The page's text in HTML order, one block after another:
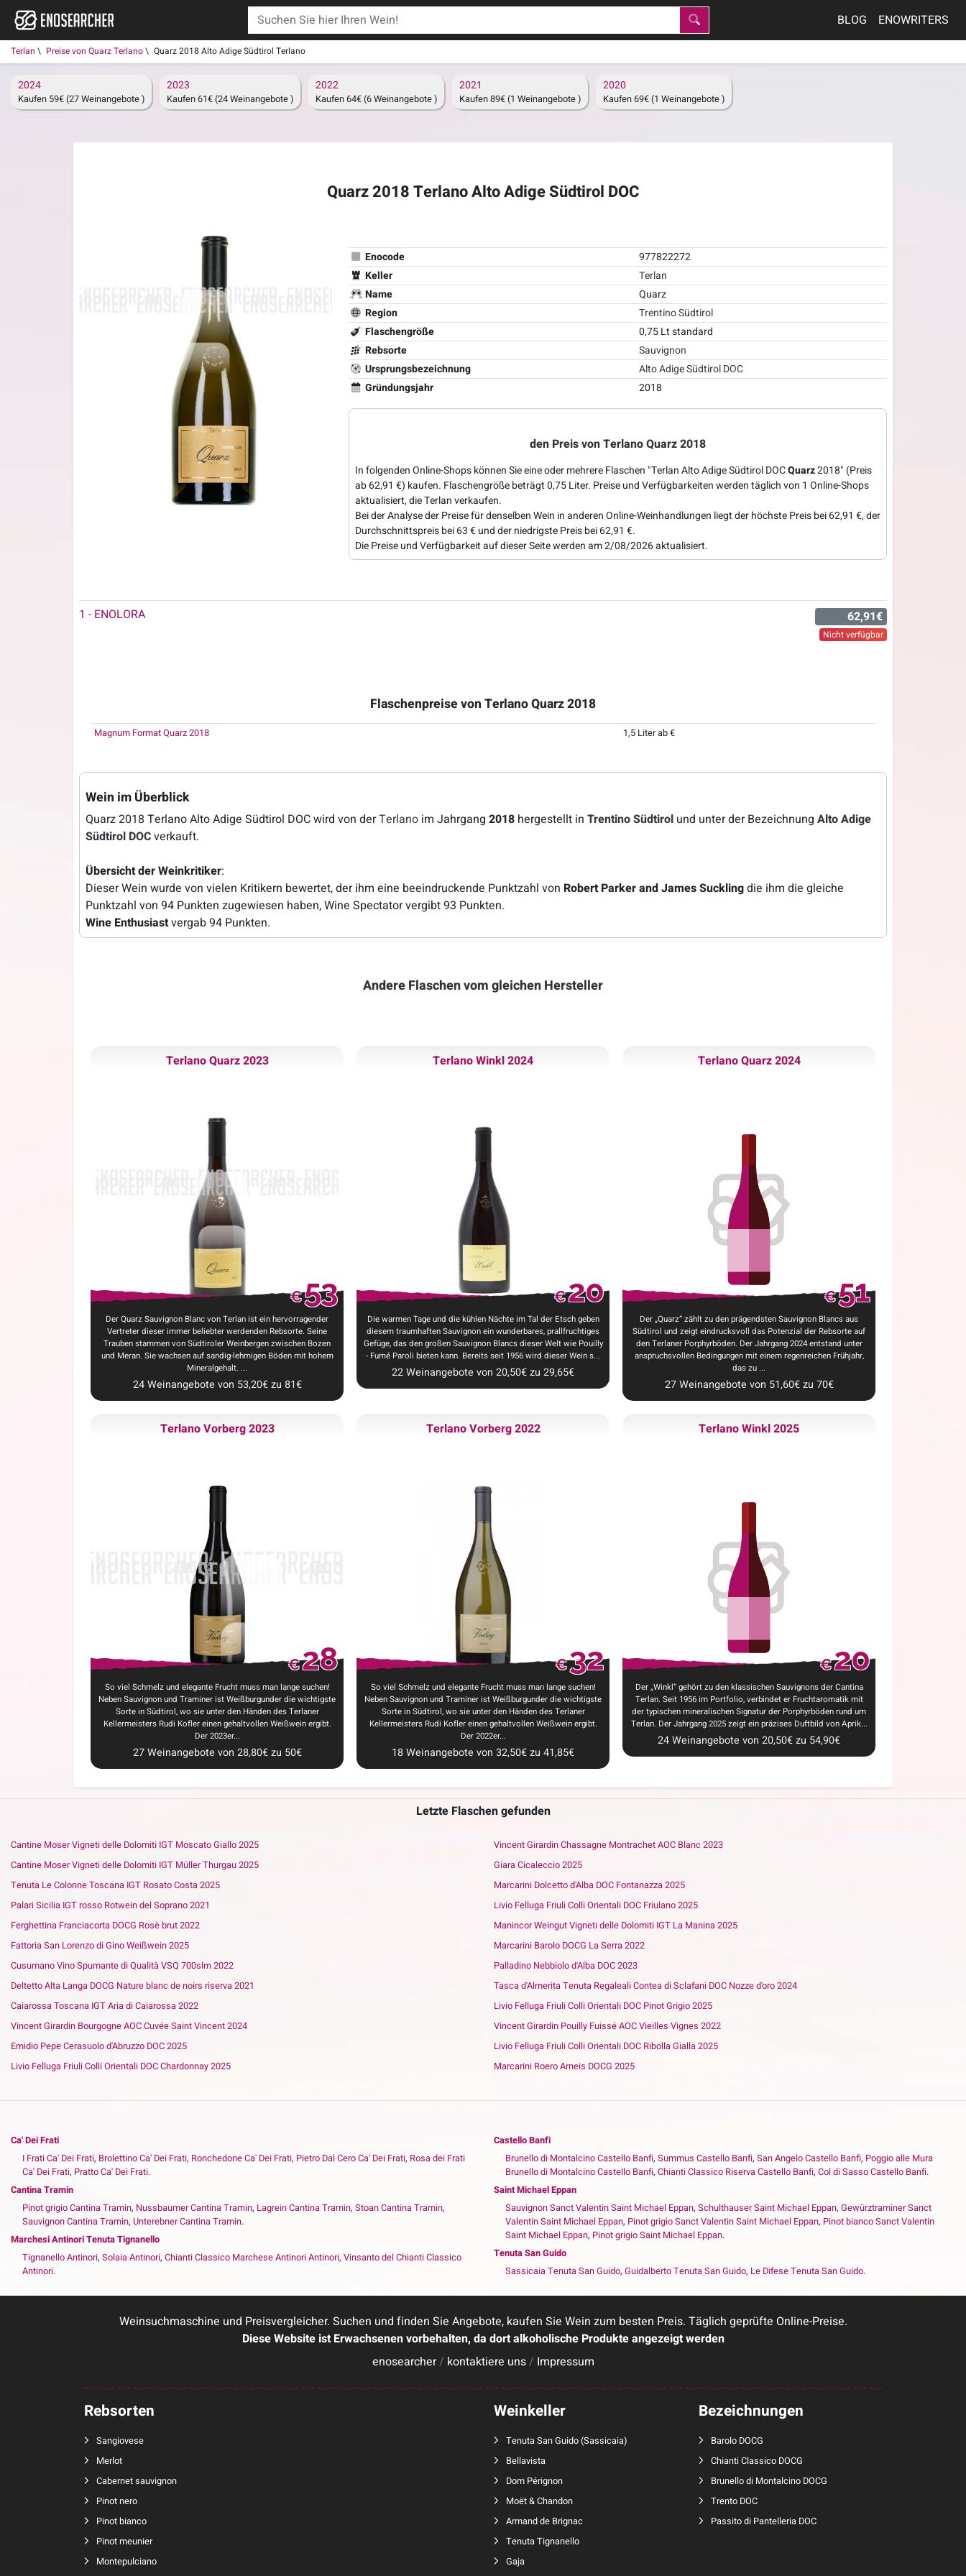
BLOG ENOWRITERS
Terlan Preise von Quarz Terlano Quarz 2018 Alto Adige Südtirol Terlano
2024
Kaufen 59€ (27 Weinangebote )
2023
Kaufen 61€ (24 Weinangebote )
2022
Kaufen 64€ (6 Weinangebote )
2021
Kaufen 89€ (1 Weinangebote )
2020
Kaufen 69€ (1 Weinangebote )
Quarz 2018 Terlano Alto Adige Südtirol DOC
Enocode
977822272
Keller
Terlan
Name
Quarz
Region
Trentino Südtirol
Flaschengröße
0,75 Lt standard
Rebsorte
Sauvignon
Ursprungsbezeichnung
Alto Adige Südtirol DOC
Gründungsjahr
2018
den Preis von Terlano Quarz 2018
In folgenden Online-Shops können Sie eine oder mehrere Flaschen "Terlan Alto Adige Südtirol DOCQuarz2018" (Preis
ab 62,91 €) kaufen. Flaschengröße beträgt 0,75 Liter. Preise und Verfügbarkeiten werden täglich von 1 Online-Shops
aktualisiert, die Terlan verkaufen.
Bei der Analyse der Preise für denselben Wein in anderen Online-Weinhandlungen liegt der höchste Preis bei 62,91 €, der
Durchschnittspreis bei 63 € und der niedrigste Preis bei 62,91 €.
Die Preise und Verfügbarkeit auf dieser Seite werden am 2/08/2026 aktualisiert.
1 - ENOLORA 62,91€
Nicht verfügbar
Flaschenpreise von Terlano Quarz 2018
Magnum Format Quarz 2018 1,5 Liter ab €
Wein im Überblick
Quarz 2018 Terlano Alto Adige Südtirol DOC wird von derTerlano im Jahrgang 2018 hergestellt in Trentino Südtirol und unter der Bezeichnung Alto Adige
Südtirol DOCverkauft.
Übersicht der Weinkritiker:
Dieser Wein wurde von vielen Kritikern bewertet, der ihm eine beeindruckende Punktzahl von Robert Parker and James Sucklingdie ihm die gleiche
Punktzahl von 94 Punkten zugewiesen haben, Wine Spectator vergibt 93 Punkten.
Wine Enthusiastvergab 94 Punkten.
Andere Flaschen vom gleichen Hersteller
Terlano Quarz 2023
Der Quarz Sauvignon Blanc von Terlan ist ein hervorragender
Vertreter dieser immer beliebter werdenden Rebsorte. Seine
Trauben stammen von Südtiroler Weinbergen zwischen Bozen
und Meran. Sie wachsen auf sandig-lehmigen Böden mit hohem
Mineralgehalt. ...
€53
24 Weinangebote von 53,20€zu 81€
Terlano Winkl 2024
Die warmen Tage und die kühlen Nächte im Tal der Etsch geben
diesem traumhaften Sauvignon ein wunderbares, prallfruchtiges
Gefüge, das den großen Sauvignon Blancs dieser Welt wie Pouilly
- Fumé Paroli bieten kann. Bereits seit 1956 wird dieser Wein s...
€20
22Weinangebote von 20,50€zu 29,65€
Terlano Quarz 2024
Der „Quarz“ zählt zu den prägendsten Sauvignon Blancs aus
Südtirol und zeigt eindrucksvoll das Potenzial der Rebsorte auf
den Terlaner Porphyrböden. Der Jahrgang 2024 entstand unter
anspruchsvollen Bedingungen mit einem regenreichen Frühjahr,
das zu ...
€51
27 Weinangebote von 51,60€zu 70€
Terlano Vorberg 2023
So viel Schmelz und elegante Frucht muss man lange suchen!
Neben Sauvignon und Traminer ist Weißburgunder die wichtigste
Sorte in Südtirol, wo sie unter den Händen des Terlaner
Kellermeisters Rudi Kofler einen gehaltvollen Weißwein ergibt.
Der 2023er...
€28
27 Weinangebote von 28,80€zu 50€
Terlano Vorberg 2022
So viel Schmelz und elegante Frucht muss man lange suchen!
Neben Sauvignon und Traminer ist Weißburgunder die wichtigste
Sorte in Südtirol, wo sie unter den Händen des Terlaner
Kellermeisters Rudi Kofler einen gehaltvollen Weißwein ergibt.
Der 2022er...
€32
18Weinangebote von 32,50€zu 41,85€
Terlano Winkl 2025
Der „Winkl“ gehört zu den klassischen Sauvignons der Cantina
Terlan. Seit 1956 im Portfolio, verbindet er Fruchtaromatik mit
der typischen mineralischen Signatur der Porphyrböden rund um
Terlan. Der Jahrgang 2025 zeigt ein präzises Duftbild von Aprik...
€20
24Weinangebote von 20,50€zu 54,90€
Letzte Flaschen gefunden
Cantine Moser Vigneti delle Dolomiti IGT Moscato Giallo 2025
Cantine Moser Vigneti delle Dolomiti IGT Müller Thurgau 2025
Tenuta Le Colonne Toscana IGT Rosato Costa 2025
Palari Sicilia IGT rosso Rotwein del Soprano 2021
Ferghettina Franciacorta DOCG Rosè brut 2022
Fattoria San Lorenzo di Gino Weißwein 2025
Cusumano Vino Spumante di Qualità VSQ 700slm 2022
Deltetto Alta Langa DOCG Nature blanc de noirs riserva 2021
Caiarossa Toscana IGT Aria di Caiarossa 2022
Vincent Girardin Bourgogne AOC Cuvée Saint Vincent 2024
Emidio Pepe Cerasuolo d'Abruzzo DOC 2025
Livio Felluga Friuli Colli Orientali DOC Chardonnay 2025
Vincent Girardin Chassagne Montrachet AOC Blanc 2023
Giara Cicaleccio 2025
Marcarini Dolcetto d'Alba DOC Fontanazza 2025
Livio Felluga Friuli Colli Orientali DOC Friulano 2025
Manincor Weingut Vigneti delle Dolomiti IGT La Manina 2025
Marcarini Barolo DOCG La Serra 2022
Palladino Nebbiolo d'Alba DOC 2023
Tasca d'Almerita Tenuta Regaleali Contea di Sclafani DOC Nozze d'oro 2024
Livio Felluga Friuli Colli Orientali DOC Pinot Grigio 2025
Vincent Girardin Pouilly Fuissé AOC Vieilles Vignes 2022
Livio Felluga Friuli Colli Orientali DOC Ribolla Gialla 2025
Marcarini Roero Arneis DOCG 2025
Ca' Dei Frati
I Frati Ca' Dei Frati, Brolettino Ca' Dei Frati, Ronchedone Ca' Dei Frati, Pietro Dal Cero Ca' Dei Frati, Rosa dei Frati
Ca' Dei Frati, Pratto Ca' Dei Frati.
Cantina Tramin
Pinot grigio Cantina Tramin, Nussbaumer Cantina Tramin, Lagrein Cantina Tramin, Stoan Cantina Tramin,
Sauvignon Cantina Tramin, Unterebner Cantina Tramin.
Marchesi Antinori Tenuta Tignanello
Tignanello Antinori, Solaia Antinori, Chianti Classico Marchese Antinori Antinori, Vinsanto del Chianti Classico
Antinori.
Castello Banfi
Brunello di Montalcino Castello Banfi, Summus Castello Banfi, San Angelo Castello Banfi, Poggio alle Mura
Brunello di Montalcino Castello Banfi, Chianti Classico Riserva Castello Banfi, Col di Sasso Castello Banfi.
Saint Michael Eppan
Sauvignon Sanct Valentin Saint Michael Eppan, Schulthauser Saint Michael Eppan, Gewürztraminer Sanct
Valentin Saint Michael Eppan, Pinot grigio Sanct Valentin Saint Michael Eppan, Pinot bianco Sanct Valentin
Saint Michael Eppan, Pinot grigio Saint Michael Eppan.
Tenuta San Guido
Sassicaia Tenuta San Guido, Guidalberto Tenuta San Guido, Le Difese Tenuta San Guido.
Weinsuchmaschine und Preisvergleicher. Suchen und finden Sie Angebote, kaufen Sie Wein zum besten Preis. Täglich geprüfte Online-Preise.
Diese Website ist Erwachsenen vorbehalten, da dort alkoholische Produkte angezeigt werden
enosearcher/ kontaktiere uns/ Impressum
Rebsorten
Sangiovese
Merlot
Cabernet sauvignon
Pinot nero
Pinot bianco
Pinot meunier
Montepulciano
Weinkeller
Tenuta San Guido(Sassicaia)
Bellavista
Dom Pérignon
Moët & Chandon
Armand de Brignac
Tenuta Tignanello
Gaja
Bezeichnungen
Barolo DOCG
Chianti Classico DOCG
Brunello di Montalcino DOCG
Trento DOC
Passito di Pantelleria DOC